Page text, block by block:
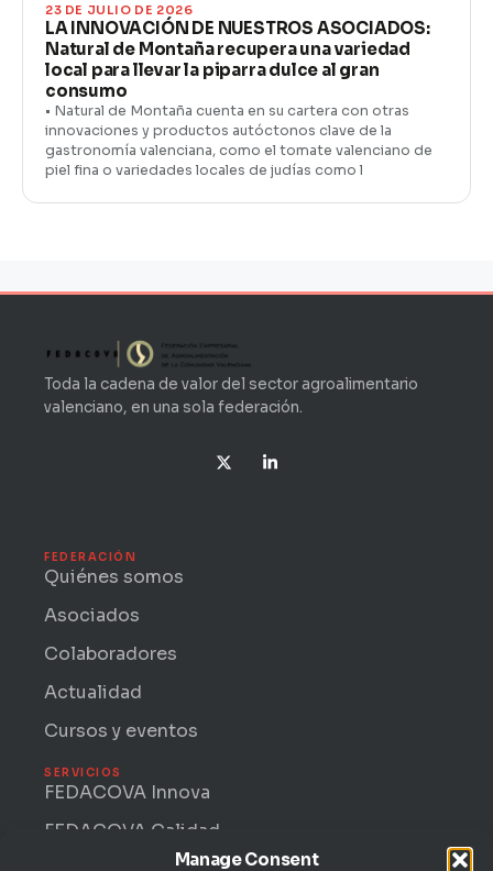
Manage Consent
23 DE JULIO DE 2026
LA INNOVACIÓN DE NUESTROS ASOCIADOS:
Natural de Montaña recupera una variedad
local para llevar la piparra dulce al gran
consumo
• Natural de Montaña cuenta en su cartera con otras
innovaciones y productos autóctonos clave de la
gastronomía valenciana, como el tomate valenciano de
piel fina o variedades locales de judías como l
Toda la cadena de valor del sector agroalimentario
valenciano, en una sola federación.
X
- i
FEDERACIÓN
Quiénes somos
Asociados
Colaboradores
Actualidad
Cursos y eventos
SERVICIOS
FEDACOVA Innova
FEDACOVA Calidad